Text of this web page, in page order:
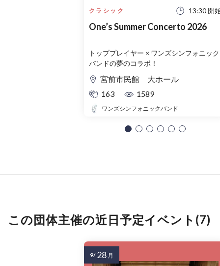
クラシック 13:30 開
One’s Summer Concerto 2026
トッププレイヤー × ワンズシンフォニック
バンドの夢のコラボ！
宮前市民館 大ホール
163
1589
ワンズシンフォニックバンド
この団体主催の近日予定イベント(7)
9/ 28 月